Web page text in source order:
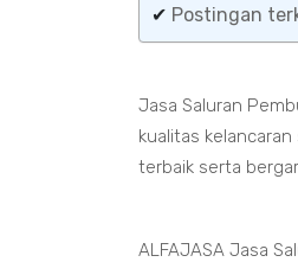
✔ Postingan
Jasa Saluran
kualitas
terbaik serta
ALFAJASA Jasa